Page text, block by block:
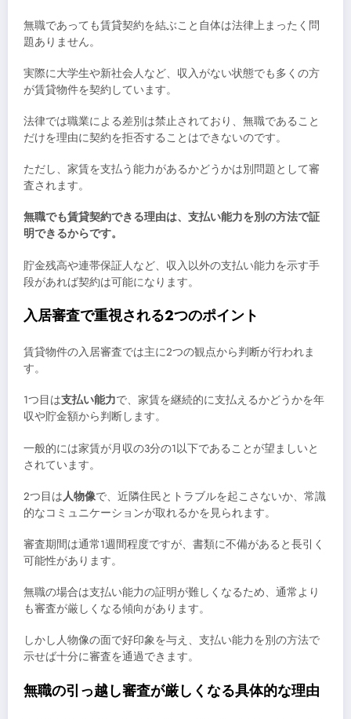
無職であっても賃貸契約を結ぶこと自体は法律上まったく問
題ありません。
実際に大学生や新社会人など、収入がない状態でも多くの方
が賃貸物件を契約しています。
法律では職業による差別は禁止されており、無職であること
だけを理由に契約を拒否することはできないのです。
ただし、家賃を支払う能力があるかどうかは別問題として審
査されます。
無職でも賃貸契約できる理由は、支払い能力を別の方法で証
明できるからです。
貯金残高や連帯保証人など、収入以外の支払い能力を示す手
段があれば契約は可能になります。
入居審査で重視される2つのポイント
賃貸物件の入居審査では主に2つの観点から判断が行われま
す。
1つ目は支払い能力で、家賃を継続的に支払えるかどうかを年
収や貯金額から判断します。
一般的には家賃が月収の3分の1以下であることが望ましいと
されています。
2つ目は人物像で、近隣住民とトラブルを起こさないか、常識
的なコミュニケーションが取れるかを見られます。
審査期間は通常1週間程度ですが、書類に不備があると長引く
可能性があります。
無職の場合は支払い能力の証明が難しくなるため、通常より
も審査が厳しくなる傾向があります。
しかし人物像の面で好印象を与え、支払い能力を別の方法で
示せば十分に審査を通過できます。
無職の引っ越し審査が厳しくなる具体的な理由